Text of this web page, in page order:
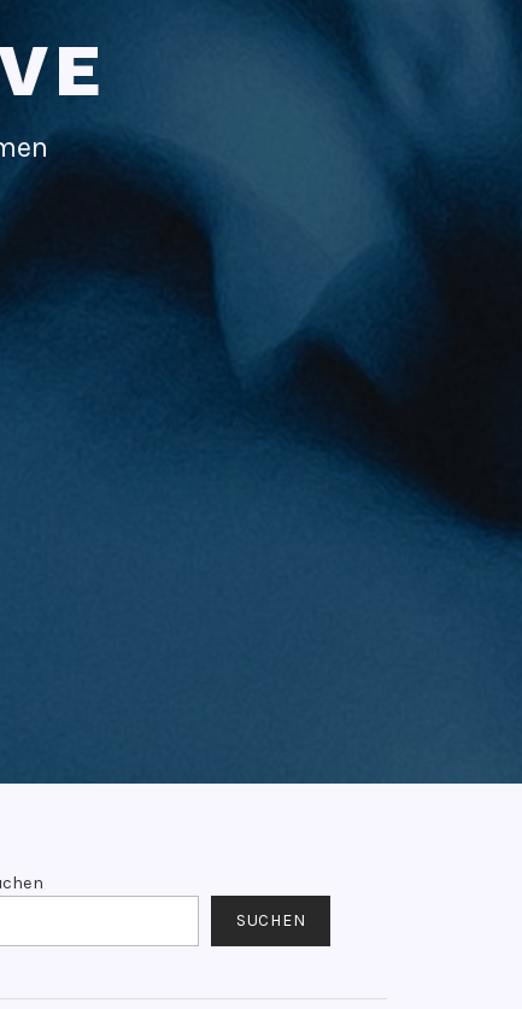
SUCHEN